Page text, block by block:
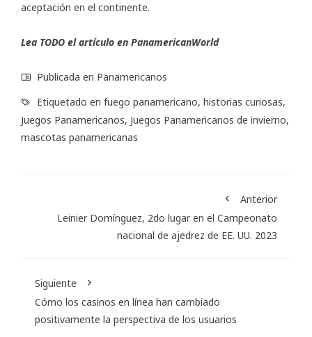
aceptación en el continente.
Lea TODO el artículo en PanamericanWorld
Publicada en Panamericanos
Etiquetado en fuego panamericano, historias curiosas,
Juegos Panamericanos, Juegos Panamericanos de invierno,
mascotas panamericanas
Anterior
Leinier Domínguez, 2do lugar en el Campeonato
nacional de ajedrez de EE. UU. 2023
Siguiente
Cómo los casinos en línea han cambiado
positivamente la perspectiva de los usuarios